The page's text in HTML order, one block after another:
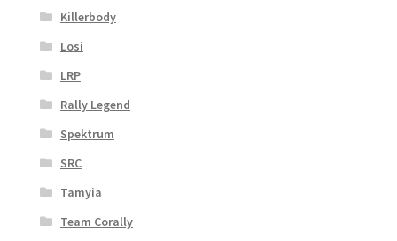
Killerbody
Losi
LRP
Rally Legend
Spektrum
SRC
Tamyia
Team Corally